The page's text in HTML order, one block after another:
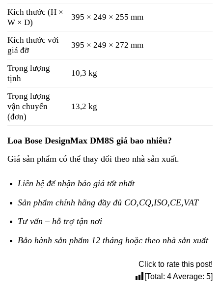
Kích thước (H ×
W × D)
395 × 249 × 255 mm
Kích thước với
giá đỡ
395 × 249 × 272 mm
Trọng lượng
tịnh
10,3 kg
Trọng lượng
vận chuyển
(đơn)
13,2 kg
Loa Bose DesignMax DM8S giá bao nhiêu?
Giá sản phẩm có thể thay đổi theo nhà sản xuất.
Liên hệ để nhận báo giá tốt nhất
Sản phẩm chính hãng đầy đủ CO,CQ,ISO,CE,VAT
Tư vấn – hỗ trợ tận nơi
Bảo hành sản phẩm 12 tháng hoặc theo nhà sản xuất
Click to rate this post!
[Total: 4Average: 5]